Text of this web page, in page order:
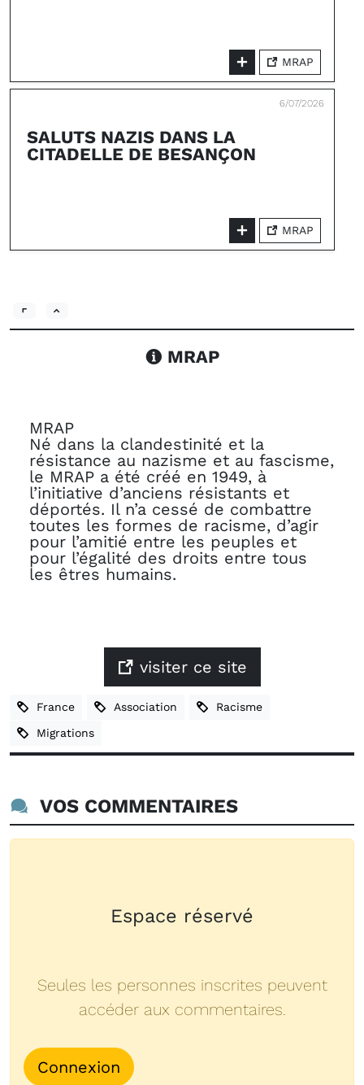
MRAP
6/07/2026
SALUTS NAZIS DANS LA
CITADELLE DE BESANÇON
MRAP
MRAP
MRAP
Né dans la clandestinité et la
résistance au nazisme et au fascisme,
le MRAP a été créé en 1949, à
l’initiative d’anciens résistants et
déportés. Il n’a cessé de combattre
toutes les formes de racisme, d’agir
pour l’amitié entre les peuples et
pour l’égalité des droits entre tous
les êtres humains.
visiter ce site
France Association Racisme
Migrations
VOS COMMENTAIRES
Espace réservé
Seules les personnes inscrites peuvent
accéder aux commentaires.
Connexion